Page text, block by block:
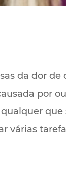
da dor
por
várias